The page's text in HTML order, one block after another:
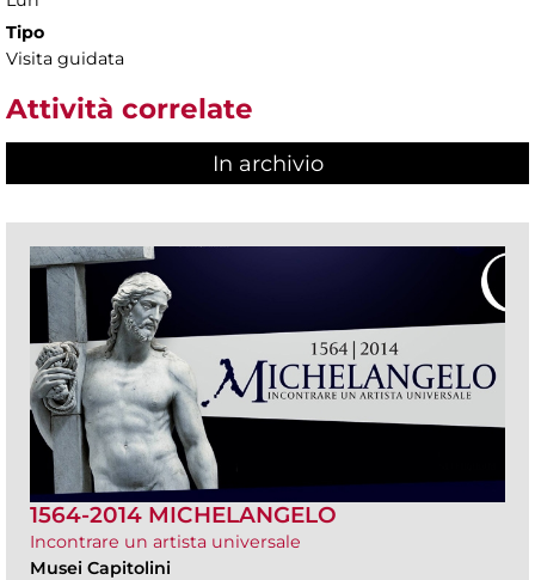
Tipo
Visita guidata
Attività correlate
In archivio
1564-2014 MICHELANGELO
Incontrare un artista universale
Musei Capitolini